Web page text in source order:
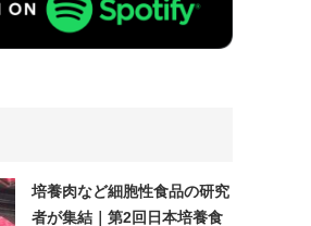
培養肉など細胞性食品の研究
者が集結｜第2回日本培養食